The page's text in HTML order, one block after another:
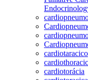
cardiotaracico
cardiothoracic
cardiotorácia